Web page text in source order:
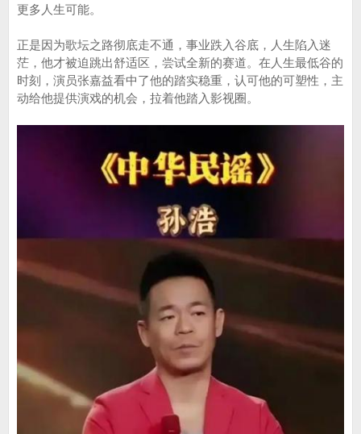
更多人生可能。
正是因为歌坛之路彻底走不通，事业跌入谷底，人生陷入迷
茫，他才被迫跳出舒适区，尝试全新的赛道。在人生最低谷的
时刻，演员张嘉益看中了他的踏实稳重，认可他的可塑性，主
动给他提供演戏的机会，拉着他踏入影视圈。